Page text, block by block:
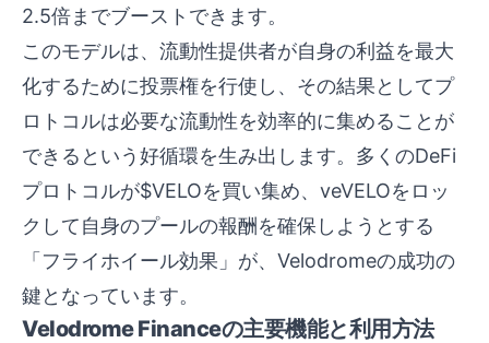
2.5倍までブーストできます。
このモデルは、流動性提供者が自身の利益を最大
化するために投票権を行使し、その結果としてプ
ロトコルは必要な流動性を効率的に集めることが
できるという好循環を生み出します。多くのDeFi
プロトコルが$VELOを買い集め、veVELOをロッ
クして自身のプールの報酬を確保しようとする
「フライホイール効果」が、Velodromeの成功の
鍵となっています。
Velodrome Financeの主要機能と利用方法